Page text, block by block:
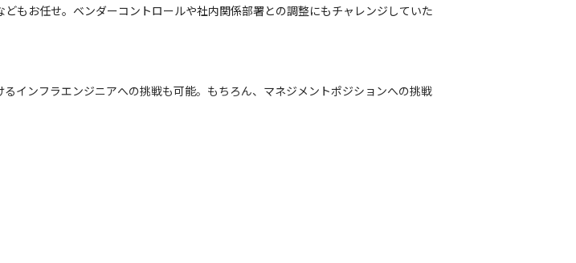
もお任せ。ベンダーコントロールや社内関係部署との調整にもチャレンジしていた
インフラエンジニアへの挑戦も可能。もちろん、マネジメントポジションへの挑戦